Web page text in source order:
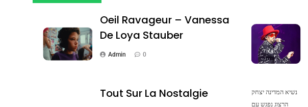
Oeil Ravageur – Vanessa
De Loya Stauber
Admin 0
Tout Sur La Nostalgie
נשיא המדינה יצחק
הרצוג נפגש עם